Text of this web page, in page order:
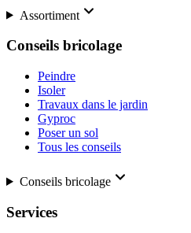
Assortiment
Conseils bricolage
Peindre
Isoler
Travaux dans le jardin
Gyproc
Poser un sol
Tous les conseils
Conseils bricolage
Services